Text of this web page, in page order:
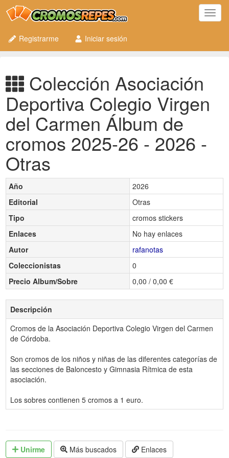
Registrarme
Iniciar sesión
Colección Asociación
Deportiva Colegio Virgen
del Carmen Álbum de
cromos 2025-26 - 2026 -
Otras
Año
2026
Editorial
Otras
Tipo
cromos stickers
Enlaces
No hay enlaces
Autor
rafanotas
Coleccionistas
0
Precio Album/Sobre
0,00 / 0,00 €
Descripción
Cromos de la Asociación Deportiva Colegio Virgen del Carmen
de Córdoba.
Son cromos de los niños y niñas de las diferentes categorías de
las secciones de Baloncesto y Gimnasia Rítmica de esta
asociación.
Los sobres contienen 5 cromos a 1 euro.
Unirme Más buscados Enlaces